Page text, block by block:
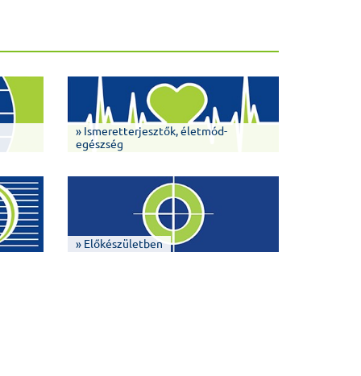
» Ismeretterjesztők, életmód-
egészség
» Előkészületben